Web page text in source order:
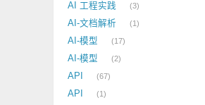
AI 工程实践 3
AI-文档解析 1
AI-模型 17
AI-模型 2
API 67
API 1